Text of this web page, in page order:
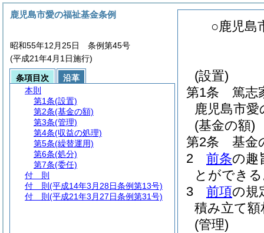
○鹿児島
(設置)
第1条
篤志
鹿児島市
(基金の額)
第2条
基金
2
前条の趣
とができ
3
前項の規
積み立て
(管理)
鹿児島市愛の福祉基金条例
昭和55年12月25日 条例第45号
(平成21年4月1日施行)
条項目次
沿革
本則
第1条(設置)
第2条(基金の額)
第3条(管理)
第4条(収益の処理)
第5条(繰替運用)
第6条(処分)
第7条(委任)
付 則
付 則 (平成14年3月28日条例第13号)
付 則 (平成21年3月27日条例第31号)